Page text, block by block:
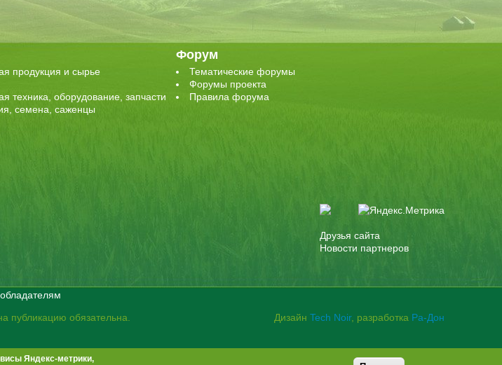
продукция и сырье
техника, оборудование, запчасти
семена, саженцы
Форум
Тематические форумы
Форумы проекта
Правила форума
Друзья сайта
Новости партнеров
публикацию обязательна.
о защите персональных данных
Дизайн Tech Noir, разработка Ра-Дон
Яндекс-метрики,